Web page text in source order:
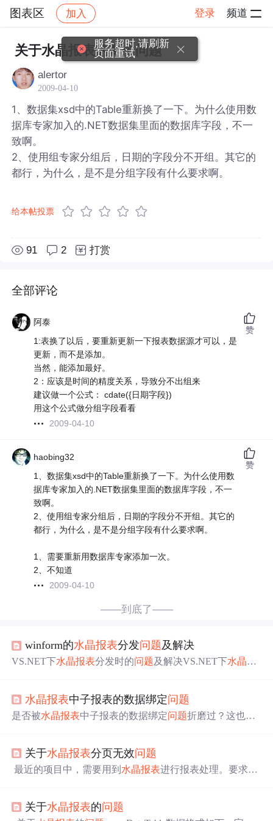
图表区 加入 登录 频道
社区 图表区 帖子详情
关于水晶报表的两个问题
alertor
2009-04-10
1、数据集xsd中的Table重新换了一下。为什么使用数
据库专家加入的.NET数据集里面的数据库字段，不一
致啊。
2、使用组专家分组后，日期的字段分不开组。其它的
都行，为什么，是不是分组字段有什么要求啊。
给本帖投票
91 2 打赏
全部评论
阿泰
1:表换了以后，要重新更新一下报表数据源才可以，是
更新，而不是添加。
当然，能添加最好。
2：应该是时间的精度关系，导致分不出组来
建议做一个公式： cdate({日期字段})
用这个公式做分组字段看看
2009-04-10
赞
haobing32
1、数据集xsd中的Table重新换了一下。为什么使用数
据库专家加入的.NET数据集里面的数据库字段，不一
致啊。
2、使用组专家分组后，日期的字段分不开组。其它的
都行，为什么，是不是分组字段有什么要求啊。
1、需要重新用数据库专家添加一次。
2、不知道
2009-04-10
赞
——到底了——
winform的水晶报表分发问题及解决
VS.NET下水晶报表分发时的问题及解决VS.NET下水晶报
上测试一切正常,做安装项目,生成后兴冲冲的拿到客户机上
去试验，晕，载入报表时却报错（如图1），怎么会???仔
水晶报表中子报表的数据绑定问题
是否被水晶报表中子报表的数据绑定问题折磨过？这也是
表来解决这个问题。string sConnectionString = Configuration
Settings.AppSettings["dbCommISMS"];
关于水晶报表分页无效问题
最近的项目中，需要用到 水晶报表进行报表处理。要求报
发现，如下问题：在数据量达到分页为三页以上后，
关于水晶报表的问题
服务超时,请刷新
页面重试